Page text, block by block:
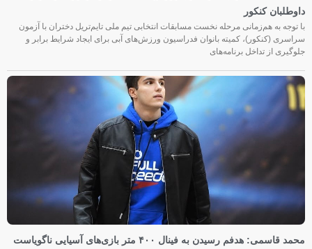
داوطلبان کنکور
با توجه به هم‌زمانی مرحله نخست مسابقات انتخابی تیم ملی تایم‌تریل دختران با آزمون
سراسری (کنکور)، کمیته بانوان فدراسیون ورزش‌های آبی برای ایجاد شرایط برابر و
جلوگیری از تداخل برنامه‌های
محمد قاسمی: هدفم رسیدن به فینال ۴۰۰ متر بازی‌های آسیایی ناگویاست